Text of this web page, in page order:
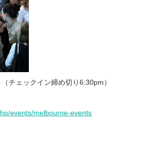
チェックイン締め切り6:30pm）
events/melbourne-events